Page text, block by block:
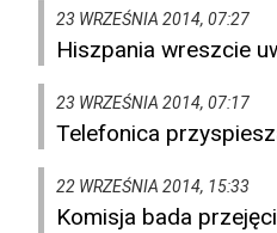
23 WRZEŚNIA 2014, 07:27
Hiszpania wreszcie
23 WRZEŚNIA 2014, 07:17
Telefonica
22 WRZEŚNIA 2014, 15:33
Komisja bada